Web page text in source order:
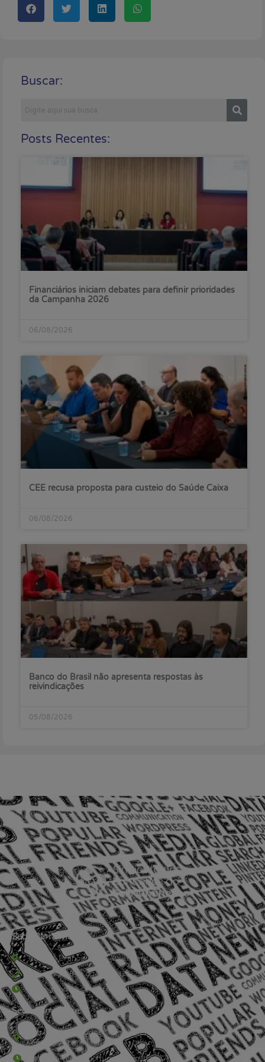
Buscar:
Posts Recentes:
Financiários iniciam debates para definir prioridades
da Campanha 2026
06/08/2026
CEE recusa proposta para custeio do Saúde Caixa
06/08/2026
Banco do Brasil não apresenta respostas às
reivindicações
05/08/2026
Sede Barra Mansa
Rua Rio Branco, nº107 (2º andar), Centro - Cep: 27.330-030
(24) 3323-2848 ou (24) 3323-2500
De segunda à sexta-feira , das 9h às 17h.
Sede Campestre:
Estrada Governador Chagas Freitas – 3.780 – Colônia Santo
Antônio – Barra Mansa
De terça-feira a domingo, das 9h às 17h